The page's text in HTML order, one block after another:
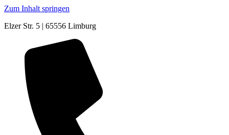
Zum Inhalt springen
Elzer Str. 5 | 65556 Limburg